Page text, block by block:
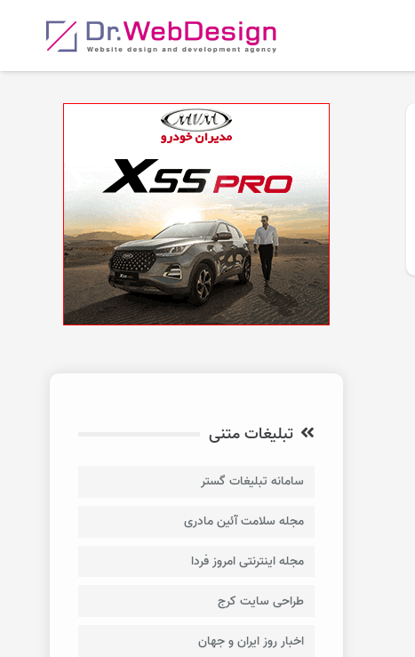
تبلیغات متنی
سامانه تبلیغات گستر
مجله سلامت آئین مادری
مجله اینترنتی امروز فردا
طراحی سایت کرج
اخبار روز ایران و جهان